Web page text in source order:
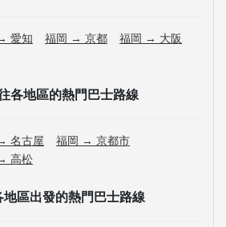
愛知 福岡 → 京都
福岡 → 大阪
各地區的熱門巴士路線
名古屋
福岡 → 京都市
高松
地區出發的熱門巴士路線